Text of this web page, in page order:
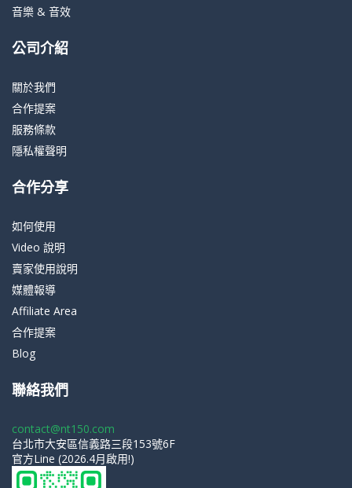
音樂 & 音效
公司介紹
關於我們
合作提案
服務條款
隱私權聲明
合作分享
如何使用
Video 說明
賣家使用說明
媒體報導
Affiliate Area
合作提案
Blog
聯絡我們
contact@nt150.com
台北市大安區信義路三段153號6F
官方Line (2026.4月啟用!)